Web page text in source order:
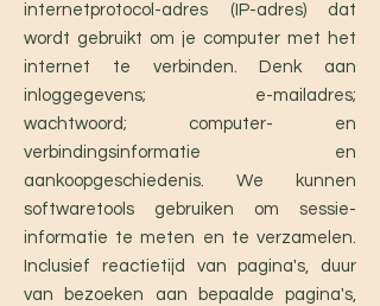
internetprotocol-adres (IP-adres) dat
wordt gebruikt om je computer met het
internet te verbinden. Denk aan
inloggegevens; e-mailadres;
wachtwoord; computer- en
verbindingsinformatie en
aankoopgeschiedenis. We kunnen
softwaretools gebruiken om sessie-
informatie te meten en te verzamelen.
Inclusief reactietijd van pagina's, duur
van bezoeken aan bepaalde pagina's,